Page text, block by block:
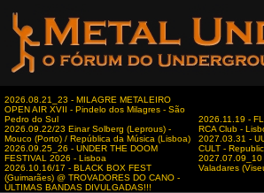
2026.08.21_23 - MILAGRE METALEIRO
OPEN AIR XVII - Pindelo dos Milagres - São
Pedro do Sul
2026.09.22/23 Einar Solberg (Leprous) -
Mouco (Porto) / República da Música (Lisboa)
2026.09.25_26 - UNDER THE DOOM
FESTIVAL 2026 - Lisboa
2026.10.16/17 - BLACK BOX FEST
(Guimarães) @ TROVADORES DO CANO -
ÚLTIMAS BANDAS DIVULGADAS!!!
2026.11.19 -
RCA Club -
2027.03.31 -
CULT -
2027.07.09_10
Valadares